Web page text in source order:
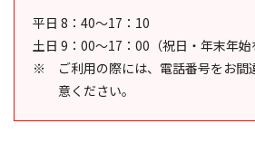
平日 8：40～17：10
土日 9：00～17：00（祝日・年末年始
ご利用の際には、電話番号をお間
意ください。